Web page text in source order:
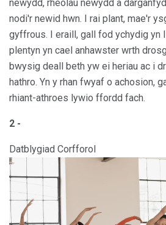
newydd, rheolau newydd a
nodi'r newid hwn. I rai plant, mae'r
gyffrous. I eraill, gall fod ychydig yn
plentyn yn cael anhawster wrth
bwysig deall beth yw ei heriau ac i
hathro. Yn y rhan fwyaf o achosion,
rhiant-athroes lywio ffordd fach.
2 -
Datblygiad Corfforol